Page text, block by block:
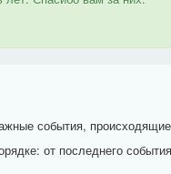
события,
от последнего